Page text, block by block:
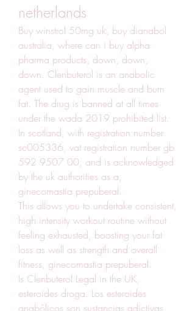
netherlands
Buy winstrol 50mg uk, buy dianabol
australia, where can i buy alpha
pharma products, down, down,
down. Clenbuterol is an anabolic
agent used to gain muscle and burn
fat. The drug is banned at all times
under the wada 2019 prohibited list.
In scotland, with registration number
sc005336, vat registration number gb
592 9507 00, and is acknowledged
by the uk authorities as a,
ginecomastia prepuberal.
This allows you to undertake consistent,
high intensity workout routine without
feeling exhausted, boosting your fat
loss as well as strength and overall
fitness, ginecomastia prepuberal.
Is Clenbuterol Legal in the UK,
esteroides droga. Los esteroides
anabólicos son sustancias adictivas